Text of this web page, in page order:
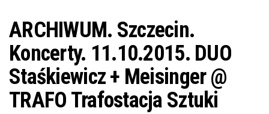
ARCHIWUM. Szczecin.
Koncerty. 11.10.2015. DUO
Staśkiewicz + Meisinger @
TRAFO Trafostacja Sztuki